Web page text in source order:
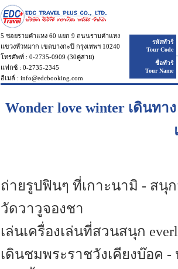
5 ซอยรามคำแหง 60 แยก 9 ถนนรามคำแหง
แขวงหัวหมาก เขตบางกะปิ กรุงเทพฯ 10240
โทรศัพท์ : 0-2735-0909 (30คู่สาย)
แฟกซ์ : 0-2735-2345
อีเมล์ : info@edcbooking.com
รหัสทัวร์
Tour Code
ชื่อทัวร์
Tour Name
Wonder love winter เดินทา
ถ่ายรูปฟินๆ ที่เกาะนามิ - สนุ
วัดวาวูจองชา
เล่นเครื่องเล่นที่สวนสนุก
เดินชมพระราชวังเคียงบ๊อค